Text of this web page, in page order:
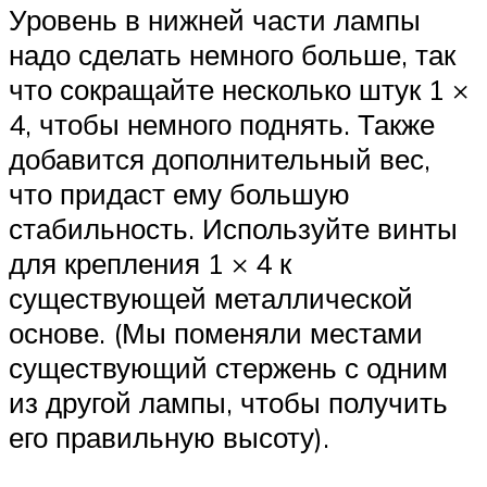
Уровень в нижней части лампы
надо сделать немного больше, так
что сокращайте несколько штук 1 ×
4, чтобы немного поднять. Также
добавится дополнительный вес,
что придаст ему большую
стабильность. Используйте винты
для крепления 1 × 4 к
существующей металлической
основе. (Мы поменяли местами
существующий стержень с одним
из другой лампы, чтобы получить
его правильную высоту).